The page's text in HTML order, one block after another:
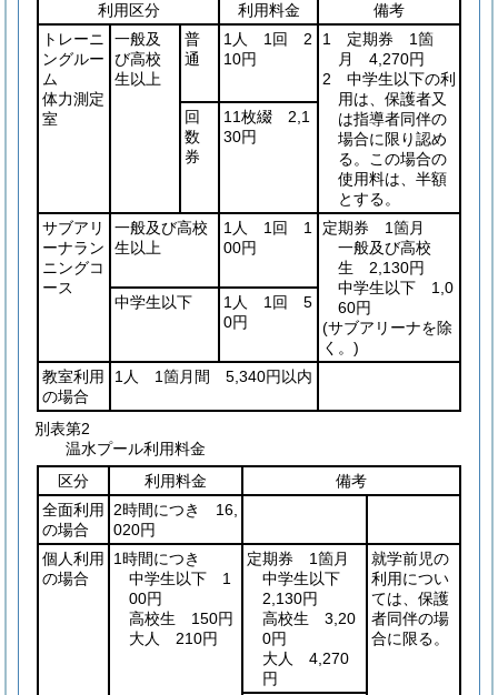
利用区分
利用料金
備考
トレーニ
ングルー
ム
体力測定
室
一般及
び高校
生以上
普
通
1人 1回 2
10円
1 定期券 1箇
月 4,270円
2 中学生以下の利
用は、保護者又
は指導者同伴の
場合に限り認め
る。この場合の
使用料は、半額
とする。
回
数
券
11枚綴 2,1
30円
サブアリ
ーナラン
ニングコ
ース
一般及び高校
生以上
1人 1回 1
00円
定期券 1箇月
一般及び高校
生 2,130円
中学生以下 1,0
60円
(サブアリーナを除
く。)
中学生以下
1人 1回 5
0円
教室利用
の場合
1人 1箇月間 5,340円以内
別表第2
温水プール利用料金
区分
利用料金
備考
全面利用
の場合
2時間につき 16,
020円
個人利用
の場合
1時間につき
中学生以下 1
00円
高校生 150円
大人 210円
定期券 1箇月
中学生以下
2,130円
高校生 3,20
0円
大人 4,270
円
就学前児の
利用につい
ては、保護
者同伴の場
合に限る。